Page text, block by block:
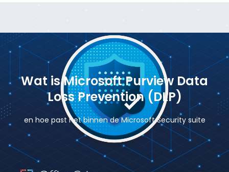
Wat is Microsoft Purview Data
Loss Prevention (DLP)
en hoe past het binnen de Microsoft Security suite